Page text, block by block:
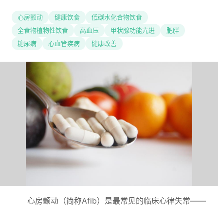
心房颤动 健康饮食
低碳水化合物饮食
全食物植物性饮食
高血压 甲状腺功能亢进
肥胖
糖尿病
心血管疾病 健康改善
心房颤动（简称Afib）是最常见的临床心律失常——